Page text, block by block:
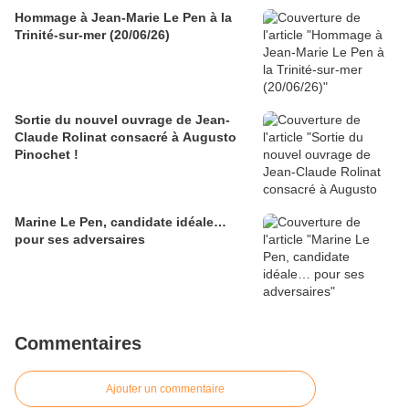
Hommage à Jean-Marie Le Pen à la
Trinité-sur-mer (20/06/26)
Sortie du nouvel ouvrage de Jean-
Claude Rolinat consacré à Augusto
Pinochet !
Marine Le Pen, candidate idéale…
pour ses adversaires
Commentaires
Ajouter un commentaire